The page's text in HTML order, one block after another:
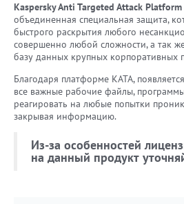
Kaspersky Anti Targeted Attack Platform
объединенная специальная защита,
быстрого раскрытия любого
совершенно любой сложности, а так
базу данных крупных корпоративных
Благодаря платформе KATA,
все важные рабочие файлы,
реагировать на любые попытки
закрывая информацию.
Из-за особенностей
на данный продукт